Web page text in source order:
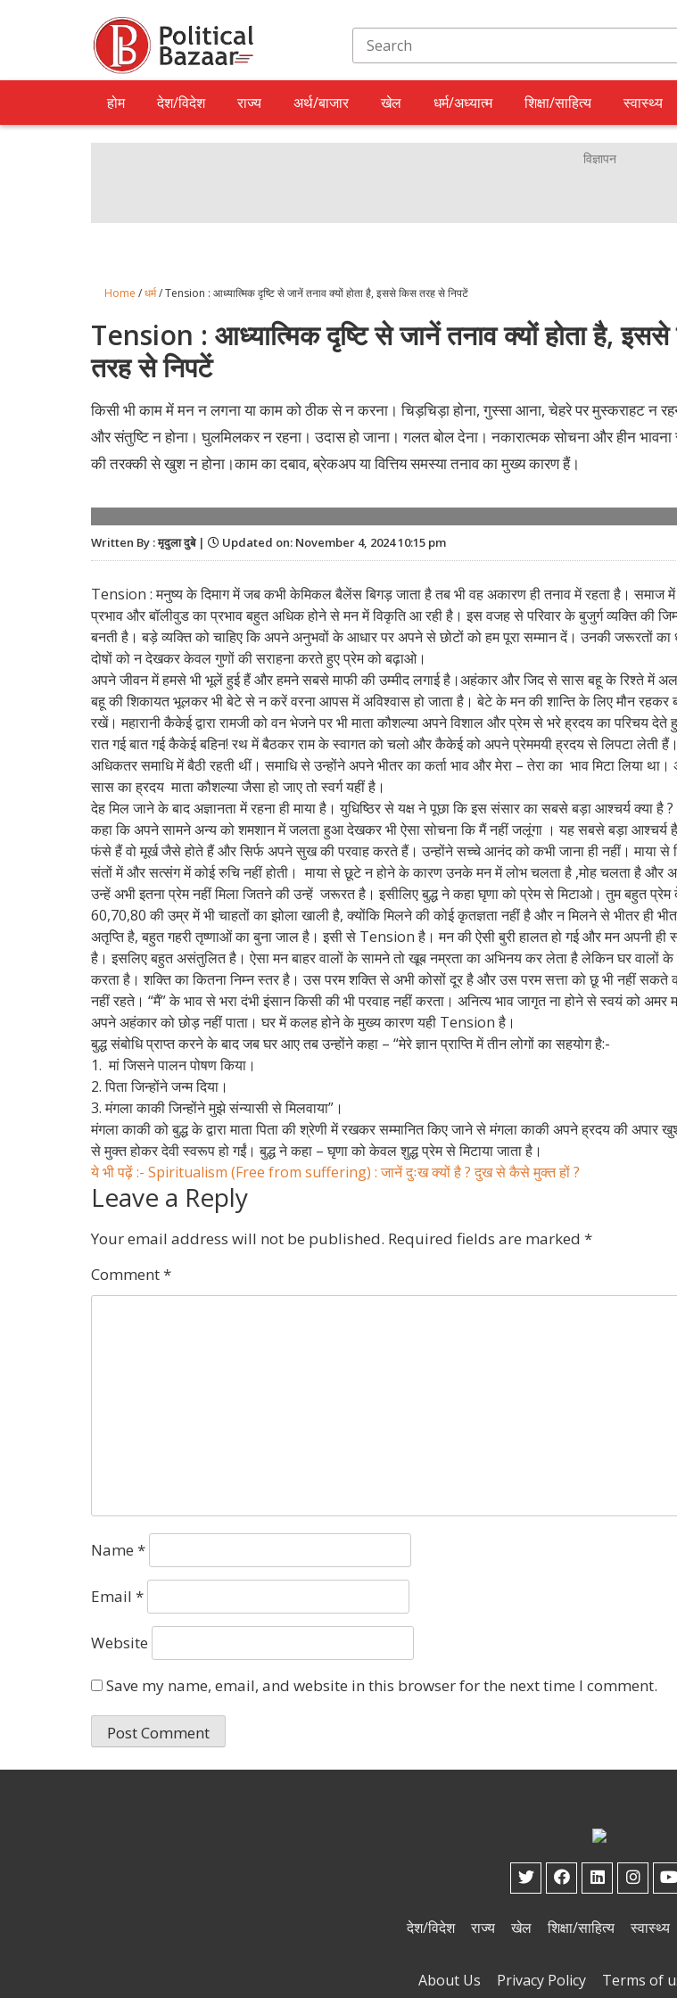
होम देश/विदेश राज्य अर्थ/बाजार खेल धर्म/अध्यात्म शिक्षा/साहित्य स्वास्थ्य
Home /धर्म/ Tension : आध्यात्मिक दृष्टि से जानें तनाव क्यों होता है, इससे किस तरह से निपटें
Tension : आध्यात्मिक दृष्टि से जानें तनाव क्यों होता है,
तरह से निपटें
किसी भी काम में मन न लगना या काम को ठीक से न करना। चिड़चिड़ा होना, गुस्सा आना, चेहरे पर मुस्कराहट न
और संतुष्टि न होना। घुलमिलकर न रहना। उदास हो जाना। गलत बोल देना। नकारात्मक सोचना और हीन
की तरक्की से खुश न होना।काम का दबाव, ब्रेकअप या वित्तिय समस्या तनाव का मुख्य कारण हैं।
Written By : मृदुला दुबे | Updated on: November 4, 2024 10:15 pm
Tension : मनुष्य के दिमाग में जब कभी केमिकल बैलेंस बिगड़ जाता है तब भी वह अकारण ही तनाव में रहता है। समाज
प्रभाव और बॉलीवुड का प्रभाव बहुत अधिक होने से मन में विकृति आ रही है। इस वजह से परिवार के बुजुर्ग व्यक्ति की
बनती है। बड़े व्यक्ति को चाहिए कि अपने अनुभवों के आधार पर अपने से छोटों को हम पूरा सम्मान दें। उनकी जरूरतों
दोषों को न देखकर केवल गुणों की सराहना करते हुए प्रेम को बढ़ाओ।
अपने जीवन में हमसे भी भूलें हुई हैं और हमने सबसे माफी की उम्मीद लगाई है।अहंकार और जिद से सास बहू के रिश्ते में
बहू की शिकायत भूलकर भी बेटे से न करें वरना आपस में अविश्वास हो जाता है। बेटे के मन की शान्ति के लिए मौन रहकर
रखें। महारानी कैकेई द्वारा रामजी को वन भेजने पर भी माता कौशल्या अपने विशाल और प्रेम से भरे ह्रदय का परिचय देते
रात गई बात गई कैकेई बहिन! रथ में बैठकर राम के स्वागत को चलो और कैकेई को अपने प्रेममयी ह्रदय से लिपटा लेती हैं।
अधिकतर समाधि में बैठी रहती थीं। समाधि से उन्होंने अपने भीतर का कर्ता भाव और मेरा – तेरा का भाव मिटा लिया
सास का ह्रदय माता कौशल्या जैसा हो जाए तो स्वर्ग यहीं है।
देह मिल जाने के बाद अज्ञानता में रहना ही माया है। युधिष्ठिर से यक्ष ने पूछा कि इस संसार का सबसे बड़ा आश्चर्य क्या है
कहा कि अपने सामने अन्य को शमशान में जलता हुआ देखकर भी ऐसा सोचना कि मैं नहीं जलूंगा । यह सबसे बड़ा आश्चर्य
फंसे हैं वो मूर्ख जैसे होते हैं और सिर्फ अपने सुख की परवाह करते हैं। उन्होंने सच्चे आनंद को कभी जाना ही नहीं। माया से
संतों में और सत्संग में कोई रुचि नहीं होती। माया से छूटे न होने के कारण उनके मन में लोभ चलता है ,मोह चलता है और
उन्हें अभी इतना प्रेम नहीं मिला जितने की उन्हें जरूरत है। इसीलिए बुद्ध ने कहा घृणा को प्रेम से मिटाओ। तुम बहुत प्रेम
60,70,80 की उम्र में भी चाहतों का झोला खाली है, क्योंकि मिलने की कोई कृतज्ञता नहीं है और न मिलने से भीतर ही
अतृप्ति है, बहुत गहरी तृष्णाओं का बुना जाल है। इसी से Tension है। मन की ऐसी बुरी हालत हो गई और मन अपनी ही
है। इसलिए बहुत असंतुलित है। ऐसा मन बाहर वालों के सामने तो खूब नम्रता का अभिनय कर लेता है लेकिन घर वालों
करता है। शक्ति का कितना निम्न स्तर है। उस परम शक्ति से अभी कोसों दूर है और उस परम सत्ता को छू भी नहीं सकते
नहीं रहते। “मैं” के भाव से भरा दंभी इंसान किसी की भी परवाह नहीं करता। अनित्य भाव जागृत ना होने से स्वयं को अमर
अपने अहंकार को छोड़ नहीं पाता। घर में कलह होने के मुख्य कारण यही Tension है।
बुद्ध संबोधि प्राप्त करने के बाद जब घर आए तब उन्होंने कहा – “मेरे ज्ञान प्राप्ति में तीन लोगों का सहयोग है:-
1. मां जिसने पालन पोषण किया।
2. पिता जिन्होंने जन्म दिया।
3. मंगला काकी जिन्होंने मुझे संन्यासी से मिलवाया”।
मंगला काकी को बुद्ध के द्वारा माता पिता की श्रेणी में रखकर सम्मानित किए जाने से मंगला काकी अपने ह्रदय की अपार
से मुक्त होकर देवी स्वरूप हो गईं। बुद्ध ने कहा – घृणा को केवल शुद्ध प्रेम से मिटाया जाता है।
ये भी पढ़ें :- Spiritualism (Free from suffering) : जानें दुःख क्यों है ? दुख से कैसे मुक्त हों ?
Leave a Reply
Your email address will not be published. Required fields are marked *
Comment*
Name *
Email *
Website
Save my name, email, and website in this browser for the next time I comment.
देश/विदेश राज्य खेल शिक्षा/साहित्य स्वास्थ्य
About Us Privacy Policy Terms of